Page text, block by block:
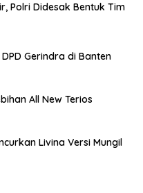
Polri Didesak Bentuk Tim
Gerindra di Banten
All New Terios
Livina Versi Mungil